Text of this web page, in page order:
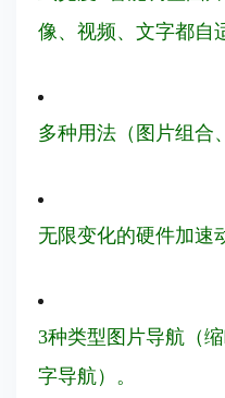
像、视频、文字都自
多种用法（图片组合
无限变化的硬件加速
3种类型图片导航（
字导航）。